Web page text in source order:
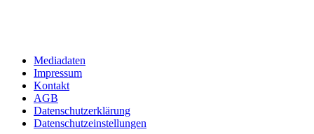
Mediadaten
Impressum
Kontakt
AGB
Datenschutzerklärung
Datenschutzeinstellungen